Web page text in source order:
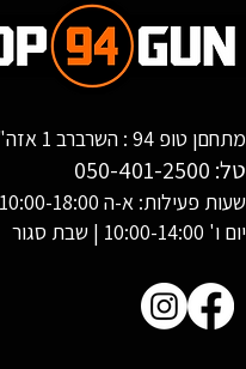
מתחםן טופ 94 : השרברב 1 אזה"ת שחורת, אילת
טל: 050-401-2500
שעות פעילות: א-ה 10:00-18:00
יום ו' 10:00-14:00 | שבת סגור